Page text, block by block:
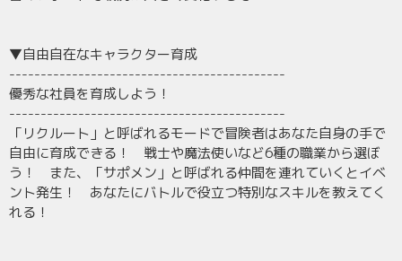
▼自由自在なキャラクター育成
--------------------------------------------
優秀な社員を育成しよう！
--------------------------------------------
「リクルート」と呼ばれるモードで冒険者はあなた自身の手で
自由に育成できる！ 戦士や魔法使いなど6種の職業から選ぼ
う！ また、「サポメン」と呼ばれる仲間を連れていくとイベ
ント発生！ あなたにバトルで役立つ特別なスキルを教えてく
れる！